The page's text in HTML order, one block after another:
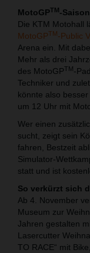
MotoGPTM-
Die KTM Motohall
MotoGPTM-Public
Arena ein. Mit
Mehr als drei
des MotoGPTM-
Techniker und
könnte also
um 12 Uhr mit
Wer einen
sucht, zeigt sein
fahren, Bestzeit
Simulator-
statt und ist
So verkürzt sich
Ab 4. November
Museum zur
Jahren gestalten
Lasercutter
TO RACE“ mit